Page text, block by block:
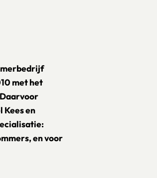
met het
Kees en
en voor